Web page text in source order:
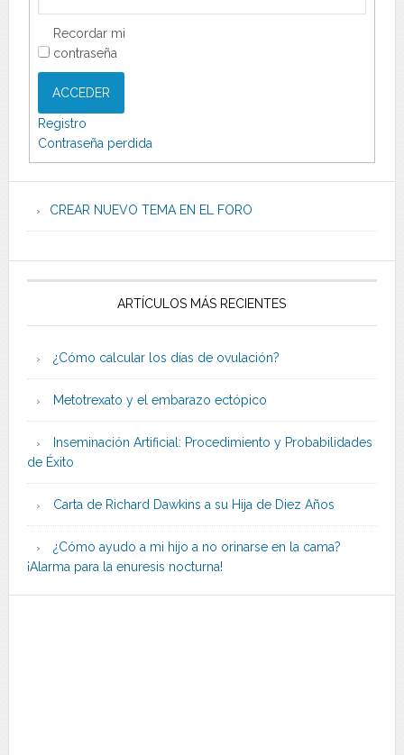
Recordar mi
contraseña
ACCEDER
Registro
Contraseña perdida
CREAR NUEVO TEMA EN EL FORO
ARTÍCULOS MÁS RECIENTES
¿Cómo calcular los días de ovulación?
Metotrexato y el embarazo ectópico
Inseminación Artificial: Procedimiento y Probabilidades
de Éxito
Carta de Richard Dawkins a su Hija de Diez Años
¿Cómo ayudo a mi hijo a no orinarse en la cama?
¡Alarma para la enuresis nocturna!